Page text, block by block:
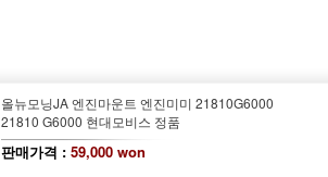
올뉴모닝JA 엔진마운트 엔진미미 21810G6000
21810 G6000 현대모비스 정품
판매가격 : 59,000 won